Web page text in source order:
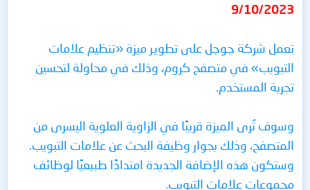
9/10/2023
تعمل شركة جوجل على تطوير ميزة «تنظيم علامات
التبويب» في متصفح كروم، وذلك في محاولة لتحسين
تجربة المستخدم.
وسوف تُرى الميزة قريبًا في الزاوية العلوية اليسرى من
المتصفح، وذلك بجوار وظيفة البحث عن علامات التبويب.
وستكون هذه الإضافة الجديدة امتدادًا طبيعيًا لوظائف
مجموعات علامات التبويب.